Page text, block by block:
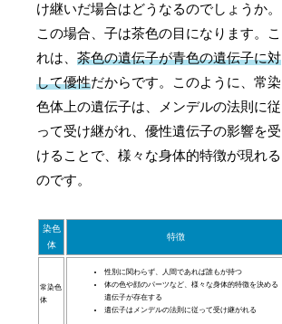
け継いだ場合はどうなるのでしょうか。
この場合、子は茶色の目になります。こ
れは、茶色の遺伝子が青色の遺伝子に対
して優性だからです。このように、常染
色体上の遺伝子は、メンデルの法則に従
って受け継がれ、優性遺伝子の影響を受
けることで、様々な身体的特徴が現れる
のです。
染色
体
特徴
常染色
体
性別に関わらず、人間であれば誰もが持つ
体の色や顔のパーツなど、様々な身体的特徴を決める
遺伝子が存在する
遺伝子はメンデルの法則に従って受け継がれる